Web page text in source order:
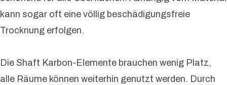
kann sogar oft eine völlig beschädigungsfreie
Trocknung erfolgen.
Die Shaft Karbon-Elemente brauchen wenig Platz,
alle Räume können weiterhin genutzt werden. Durch